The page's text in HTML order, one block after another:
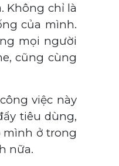
Không chỉ là
của mình.
mọi người
cũng cùng
việc này
tiêu dùng,
mình ở trong
nữa.